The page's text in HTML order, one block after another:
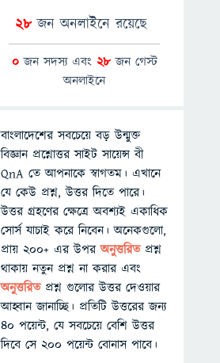
28জন অনলাইনে রয়েছে
0জন সদস্য এবং 28জন গেস্ট
অনলাইনে
বাংলাদেশের সবচেয়ে বড় উন্মুক্ত
বিজ্ঞান প্রশ্নোত্তর সাইট সায়েন্স বী
QnA তে আপনাকে স্বাগতম। এখানে
যে কেউ প্রশ্ন, উত্তর দিতে পারে।
উত্তর গ্রহণের ক্ষেত্রে অবশ্যই একাধিক
সোর্স যাচাই করে নিবেন। অনেকগুলো,
প্রায় ২০০+ এর উপরঅনুত্তরিতপ্রশ্ন
থাকায় নতুন প্রশ্ন না করার এবং
অনুত্তরিত প্রশ্ন গুলোর উত্তর দেওয়ার
আহ্বান জানাচ্ছি। প্রতিটি উত্তরের জন্য
৪০ পয়েন্ট, যে সবচেয়ে বেশি উত্তর
দিবে সে ২০০ পয়েন্ট বোনাস পাবে।